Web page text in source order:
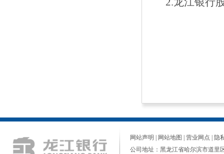
网站声明 网站地图 营业网点
隐
公司地址：黑龙江省哈尔滨市道里